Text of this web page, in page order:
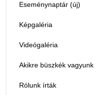
Eseménynaptár (új)
Képgaléria
Videógaléria
Akikre büszkék vagyunk
Rólunk írták